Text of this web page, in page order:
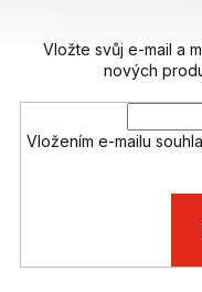
Vložte svůj e-mail a
nových
Vložením e-mailu